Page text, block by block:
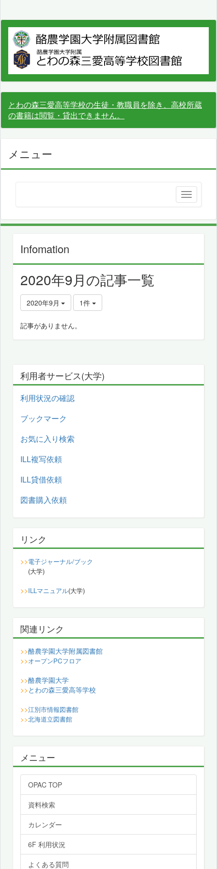
とわの森三愛高等学校の生徒・教職員を除き、高校所蔵
の書籍は閲覧・貸出できません。
メニュー
Infomation
2020年9月の記事一覧
2020年9月 1件
記事がありません。
利用者サービス(大学)
利用状況の確認
ブックマーク
お気に入り検索
ILL複写依頼
ILL貸借依頼
図書購入依頼
リンク
>>電子ジャーナル/ブック
(大学)
>>ILLマニュアル(大学)
関連リンク
>>酪農学園大学附属図書館
>>オープンPCフロア
>>酪農学園大学
>> とわの森三愛高等学校
>>江別市情報図書館
>>北海道立図書館
メニュー
OPAC TOP
資料検索
カレンダー
6F 利用状況
よくある質問